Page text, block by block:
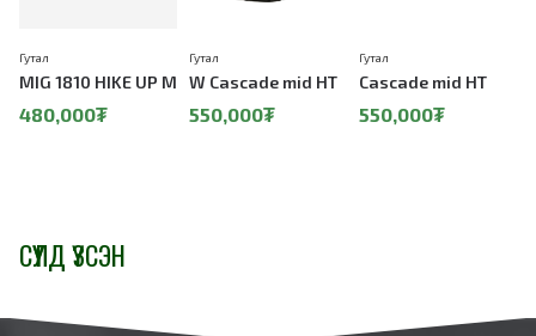
MIG 1810 HIKE UP M
Гутал
480,000₮
W Cascade mid HT
Гутал
550,000₮
Cascade mid HT
Гутал
550,000₮
СҮҮЛД ҮЗСЭН